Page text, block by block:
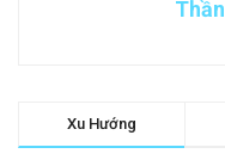
Xu Hướng